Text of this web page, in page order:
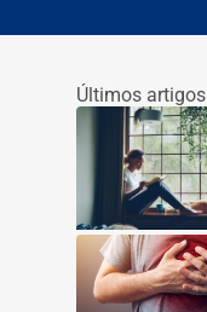
Últimos artigos